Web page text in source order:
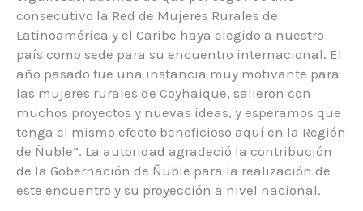
consecutivo la Red de Mujeres Rurales de
Latinoamérica y el Caribe haya elegido a nuestro
país como sede para su encuentro internacional. El
año pasado fue una instancia muy motivante para
las mujeres rurales de Coyhaique, salieron con
muchos proyectos y nuevas ideas, y esperamos que
tenga el mismo efecto beneficioso aquí en la Región
de Ñuble”. La autoridad agradeció la contribución
de la Gobernación de Ñuble para la realización de
este encuentro y su proyección a nivel nacional.